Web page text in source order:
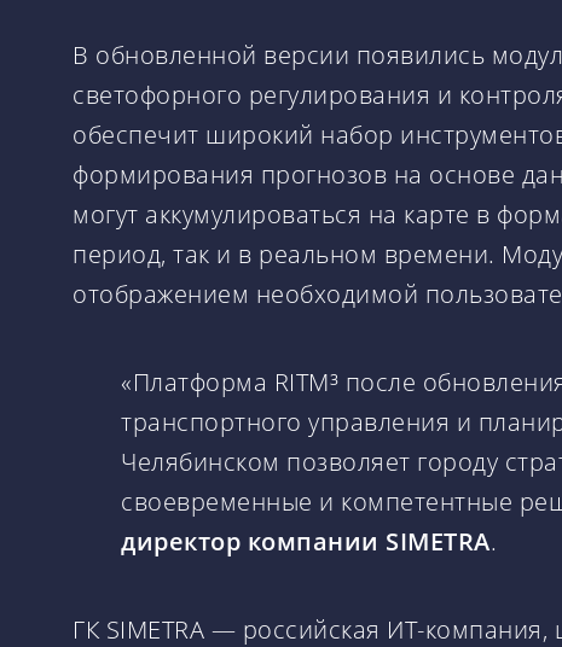
В обновленной версии появились
светофорного регулирования и
обеспечит широкий набор
формирования прогнозов на основе
могут аккумулироваться на карте в
период, так и в реальном времени.
отображением необходимой
«Платформа RITM³ после
транспортного управления и
Челябинском позволяет городу
своевременные и компетентные
директор компании SIMETRA.
ГК SIMETRA — российская ИТ-